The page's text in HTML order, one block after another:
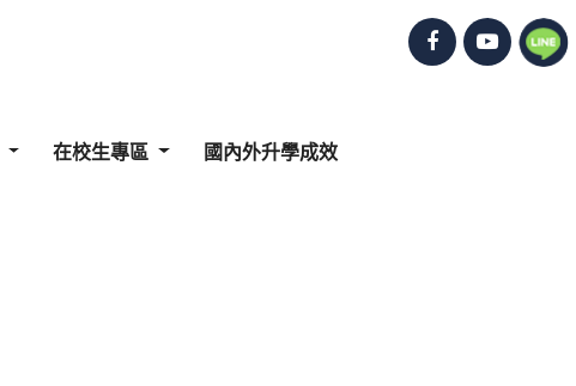
在校生專區 國內外升學成效